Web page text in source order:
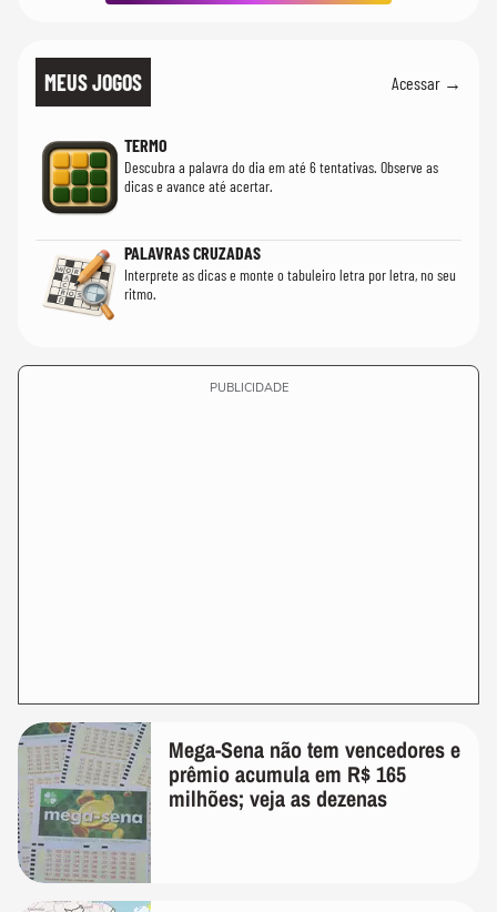
MEUS JOGOS Acessar →
TERMO
Descubra a palavra do dia em até 6 tentativas. Observe as
dicas e avance até acertar.
PALAVRAS CRUZADAS
Interprete as dicas e monte o tabuleiro letra por letra, no seu
ritmo.
PUBLICIDADE
Mega-Sena não tem vencedores e
prêmio acumula em R$ 165
milhões; veja as dezenas